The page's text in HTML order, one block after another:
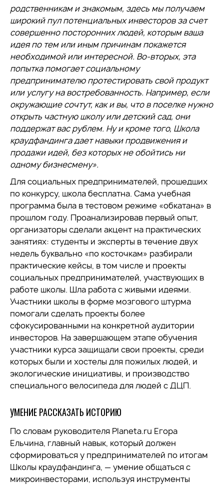
родственникам и знакомым, здесь мы получаем
широкий пул потенциальных инвесторов за счет
совершенно посторонних людей, которым ваша
идея по тем или иным причинам покажется
необходимой или интересной. Во-вторых, эта
попытка помогает социальному
предпринимателю протестировать свой продукт
или услугу на востребованность. Например, если
окружающие сочтут, как и вы, что в поселке нужно
открыть частную школу или детский сад, они
поддержат вас рублем. Ну и кроме того, Школа
краудфандинга дает навыки продвижения и
продажи идей, без которых не обойтись ни
одному бизнесмену».
Для социальных предпринимателей, прошедших
по конкурсу, школа бесплатна. Сама учебная
программа была в тестовом режиме «обкатана» в
прошлом году. Проанализировав первый опыт,
организаторы сделали акцент на практических
занятиях: студенты и эксперты в течение двух
недель буквально «по косточкам» разбирали
практические кейсы, в том числе и проекты
социальных предпринимателей, участвующих в
работе школы. Шла работа с живыми идеями.
Участники школы в форме мозгового штурма
помогали сделать проекты более
сфокусированными на конкретной аудитории
инвесторов. На завершающем этапе обучения
участники курса защищали свои проекты, среди
которых были и хостелы для пожилых людей, и
экологические инициативы, и производство
специального велосипеда для людей с ДЦП.
УМЕНИЕ РАССКАЗАТЬ ИСТОРИЮ
По словам руководителя Planeta.ru Егора
Ельчина, главный навык, который должен
сформироваться у предпринимателей по итогам
Школы краудфандинга, — умение общаться с
микроинвесторами, используя инструменты